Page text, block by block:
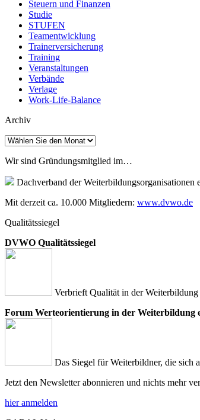
Steuern und Finanzen
Studie
STUFEN
Teamentwicklung
Trainerversicherung
Training
Veranstaltungen
Verbände
Verlage
Work-Life-Balance
Archiv
Archiv
Wir sind Gründungsmitglied im…
Dachverband der Weiterbildungsorganisationen
Mit derzeit ca. 10.000 Mitgliedern: www.dvwo.de
Qualitätssiegel
DVWO Qualitätssiegel
Verbrieft Qualität in der
Forum Werteorientierung in der Weiterbildung
Das Siegel für Weiterbildner, die sich
Jetzt den Newsletter abonnieren und nichts mehr
hier anmelden